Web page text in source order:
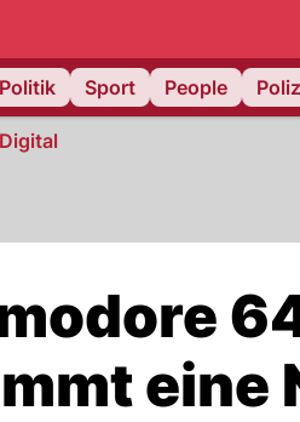
Politik Sport People
Digital
eine